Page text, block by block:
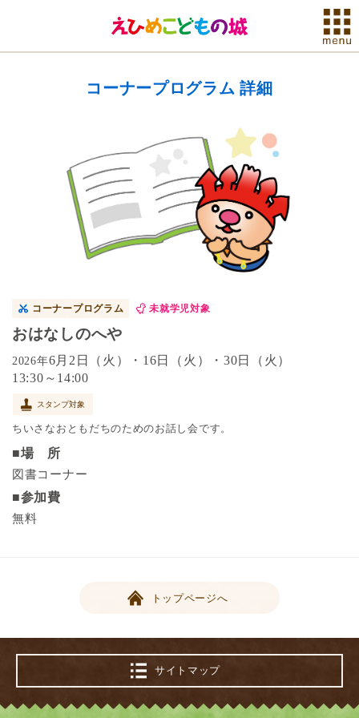
コーナープログラム 詳細
コーナープログラム 未就学児対象
おはなしのへや
2026年6月2日（火）・16日（火）・30日（火）
13:30～14:00
スタンプ対象
ちいさなおともだちのためのお話し会です。
■場 所
図書コーナー
■参加費
無料
トップページへ
サイトマップ